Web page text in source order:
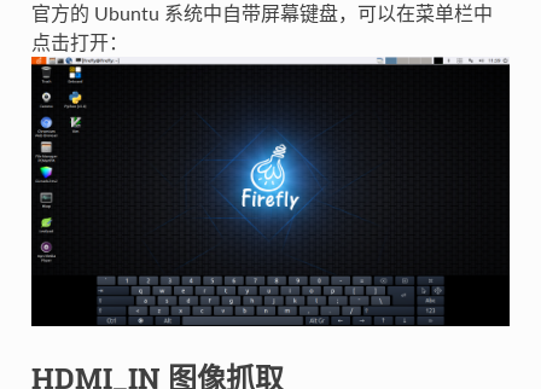
官方的 Ubuntu 系统中自带屏幕键盘，可以在菜单栏中
点击打开：
HDMI_IN 图像抓取